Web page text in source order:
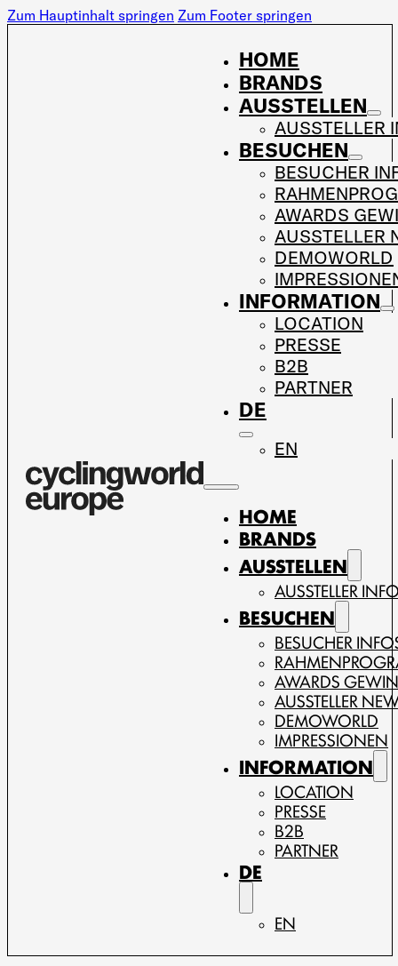
Zum Hauptinhalt springen Zum Footer springen
HOME
BRANDS
AUSSTELLEN
AUSSTELLER
BESUCHEN
BESUCHER
AWARDS
AUSSTELLER
DEMOWORLD
INFORMATION
LOCATION
PRESSE
B2B
PARTNER
DE
EN
HOME
BRANDS
AUSSTELLEN
AUSSTELLER
BESUCHEN
BESUCHER
AWARDS
AUSSTELLER
DEMOWORLD
IMPRESSIONEN
INFORMATION
LOCATION
PRESSE
B2B
PARTNER
DE
EN